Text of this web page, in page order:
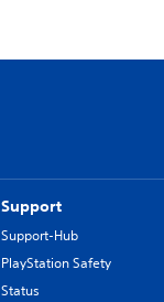
Support
Support-Hub
PlayStation Safety
Status